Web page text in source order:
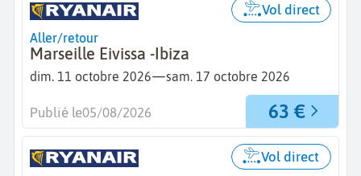
Aller/retour
Marseille Eivissa -Ibiza
dim. 11 octobre 2026—sam. 17 octobre 2026
Vol direct
63 €
Publié le05/08/2026
Vol direct